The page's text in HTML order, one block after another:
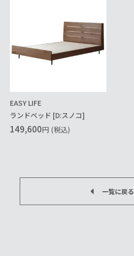
EASY LIFE
ランドベッド [D:スノコ]
149,600円 (税込)
一覧に戻る